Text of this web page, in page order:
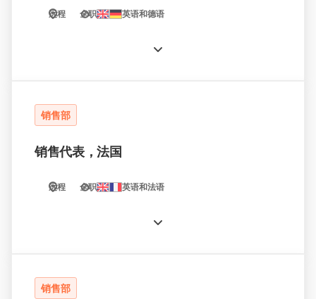
远程 全职 英语和德语
销售部
销售代表，法国
远程 全职 英语和法语
销售部